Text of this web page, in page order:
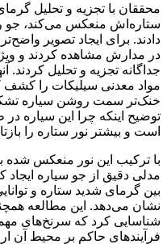
محققان با تجزیه و تحلیل
ستاره‌اش منعکس می‌کند، جو
دادند. برای ایجاد تصویر
در مدارش مشاهده کردند و
جداگانه تجزیه و تحلیل کردند.
مواد معدنی سیلیکات را
خنک‌تر سمت روشن سیاره
توضیح اینکه چرا این سیاره
است و بیشتر نور ستاره را
با ترکیب این نور منعکس شده
مدلی دقیق از جو سیاره ایجاد
بین گرمای شدید ستاره و
نشان می‌دهد. این مطالعه
شناسایی کرد که سرنخ‌های
فرآیندهای حاکم بر محیط آن